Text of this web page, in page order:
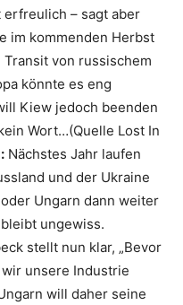
– sagt aber
im kommenden Herbst
von russischem
könnte es eng
Kiew jedoch beenden
Wort…(Quelle Lost In
: Nächstes Jahr laufen
und der Ukraine
Ungarn dann weiter
ungewiss.
stellt nun klar, „Bevor
unsere Industrie
will daher seine